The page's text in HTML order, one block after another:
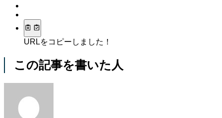
URLをコピーしました！
この記事を書いた人